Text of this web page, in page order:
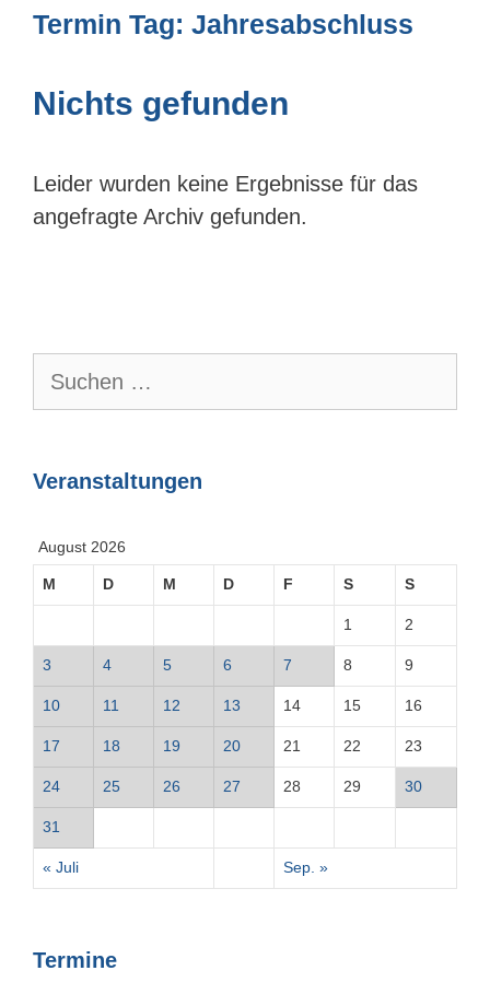
Termin Tag: Jahresabschluss
Nichts gefunden
Leider wurden keine Ergebnisse für das
angefragte Archiv gefunden.
nach:
Veranstaltungen
August 2026
M D M D F S S
1 2
3 4 5 6 7 8 9
10 11 12 13 14 15 16
17 18 19 20 21 22 23
24 25 26 27 28 29 30
31
« Juli Sep. »
Termine